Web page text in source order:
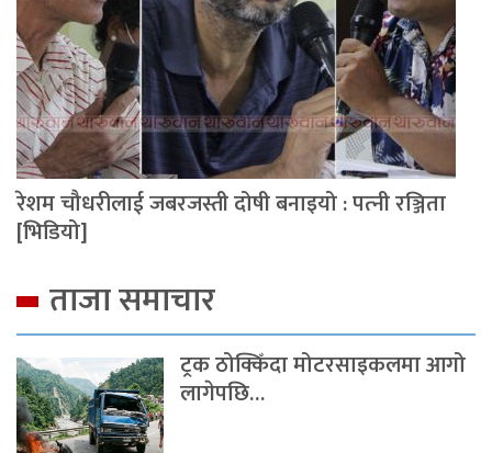
रेशम चौधरीलाई जबरजस्ती दोषी बनाइयो : पत्‍नी रञ्जिता
[भिडियो]
ताजा समाचार
ट्रक ठोक्किँदा मोटरसाइकलमा आगो
लागेपछि…